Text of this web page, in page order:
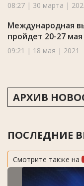
08:27 | 30 марта |
Международная
пройдет 20-27 мая
09:21 | 18 мая | 2021
АРХИВ
ПОСЛЕДНИЕ
Смотрите также на